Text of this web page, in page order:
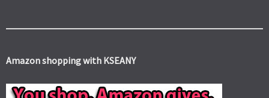
Amazon shopping with KSEANY